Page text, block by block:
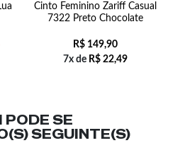
Cinto Feminino Zariff Casual
7322 Preto Chocolate
R$ 149,90
7x de R$ 22,49
SE
SEGUINTE(S)